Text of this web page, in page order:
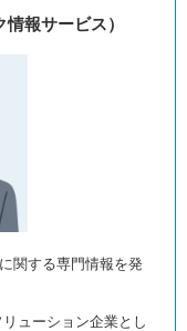
報サービス）
関する専門情報を発
ューション企業とし